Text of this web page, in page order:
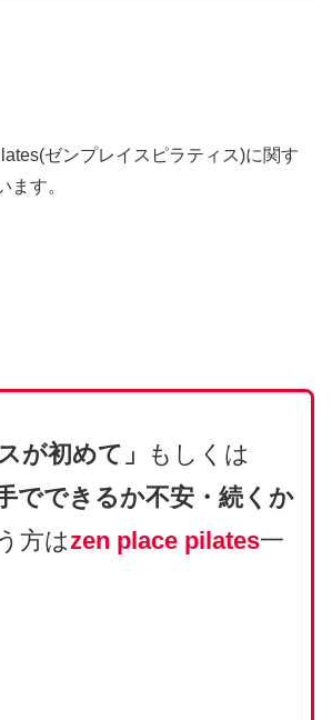
ゼンプレイスピラティス)に関す
ます。
が初めて」
もしくは
でできるか不安・続くか
方はzen place pilates一